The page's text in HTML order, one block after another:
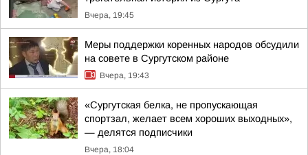
Вчера, 19:45
Меры поддержки коренных народов обсудили
на совете в Сургутском районе
Вчера, 19:43
«Сургутская белка, не пропускающая
спортзал, желает всем хороших выходных»,
— делятся подписчики
Вчера, 18:04